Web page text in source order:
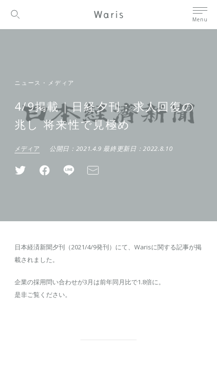
Menu
ニュース・メディア
4/9掲載｜日経夕刊：求人回復の
兆し 将来性で見極め
メディア 公開日： 2021.4.9 最終更新日：2022.8.10
日本経済新聞夕刊（2021/4/9発刊）にて、Warisに関する記事が掲
載されました。
企業の採用問い合わせが3月は前年同月比で1.8倍に。
是非ご覧ください。